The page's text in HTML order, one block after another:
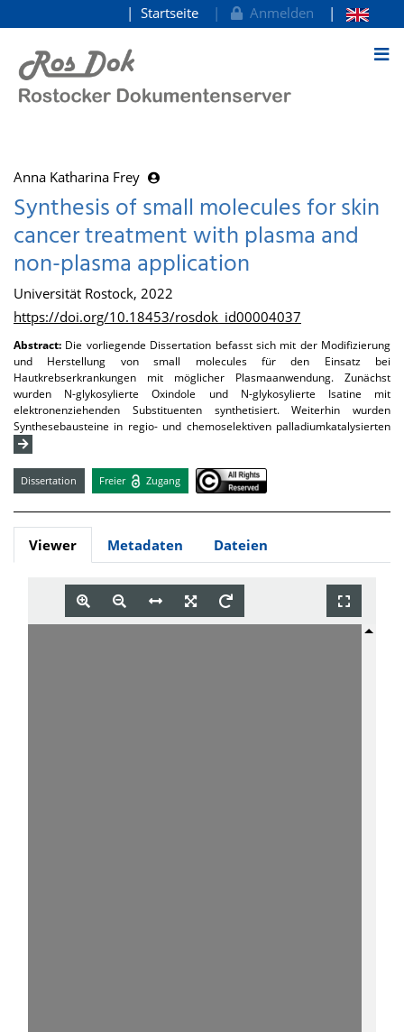
zum Inhalt
Startseite Anmelden
Anna Katharina Frey
Synthesis of small molecules for skin
cancer treatment with plasma and
non-plasma application
Universität Rostock, 2022
https://doi.org/10.18453/rosdok_id00004037
Abstract: Die vorliegende Dissertation befasst sich mit der Modifizierung
und Herstellung von small molecules für den Einsatz bei
Hautkrebserkrankungen mit möglicher Plasmaanwendung. Zunächst
wurden N-glykosylierte Oxindole und N-glykosylierte Isatine mit
elektronenziehenden Substituenten synthetisiert. Weiterhin wurden
Synthesebausteine in regio- und chemoselektiven palladiumkatalysierten
Dissertation Freier Zugang
Viewer Metadaten Dateien